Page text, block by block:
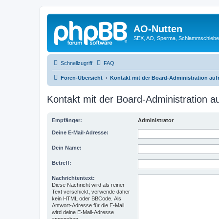
AO-Nutten
SEX, AO, Sperma,
Schnellzugriff FAQ
Foren-Übersicht Kontakt mit der Board-Administration
Kontakt mit der Board-Administration
Empfänger: Administrator
Deine E-Mail-Adresse:
Dein Name:
Betreff:
Nachrichtentext:
Diese Nachricht wird als reiner
Text verschickt, verwende daher
kein HTML oder BBCode. Als
Antwort-Adresse für die E-Mail
wird deine E-Mail-Adresse